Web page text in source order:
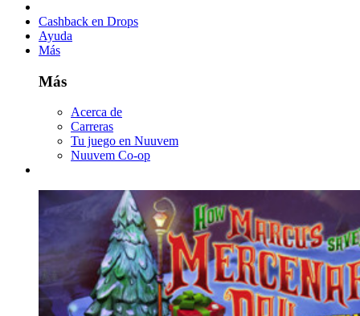
Cashback en Drops
Ayuda
Más
Más
Acerca de
Carreras
Tu juego en Nuuvem
Nuuvem Co-op